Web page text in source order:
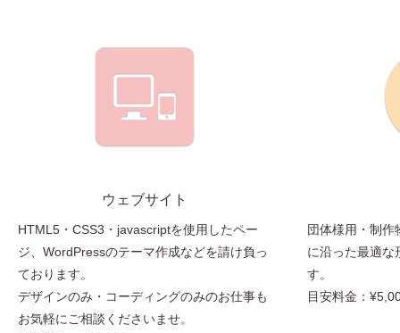
ウェブサイト
HTML5・CSS3・javascriptを使用したペー
ジ、WordPressのテーマ作成などを請け負っ
ております。
デザインのみ・コーディングのみのお仕事も
お気軽にご相談くださいませ。
団体様用・制作
に沿った最適な
す。
目安料金：